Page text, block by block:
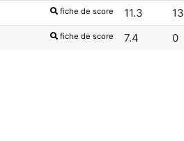
fiche de score 11.3
13
fiche de score 7.4 0